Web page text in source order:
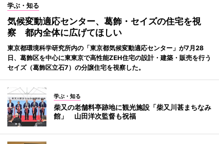
学ぶ・知る
気候変動適応センター、葛飾・セイズの住宅を視
察 都内全体に広げてほしい
東京都環境科学研究所内の「東京都気候変動適応センター」が7月28
日、葛飾区を中心に東東京で高性能ZEH住宅の設計・建築・販売を行う
セイズ（葛飾区立石7）の分譲住宅を視察した。
学ぶ・知る
柴又の老舗料亭跡地に観光施設「柴又川甚まちなみ
館」 山田洋次監督も祝福